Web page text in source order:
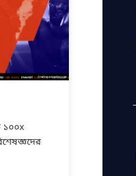
১০০x